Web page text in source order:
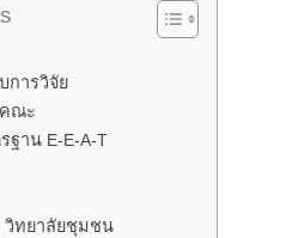
การวิจัย
คณะ
ฐาน E-E-A-T
วิทยาลัยชุมชน